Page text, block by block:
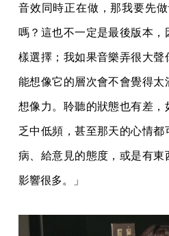
音效同時正在做，那我要先做
嗎？這也不一定是最後版本
樣選擇；我如果音樂弄很大聲
能想像它的層次會不會覺得
想像力。聆聽的狀態也有差
乏中低頻，甚至那天的心情
病、給意見的態度，或是有東
影響很多。」